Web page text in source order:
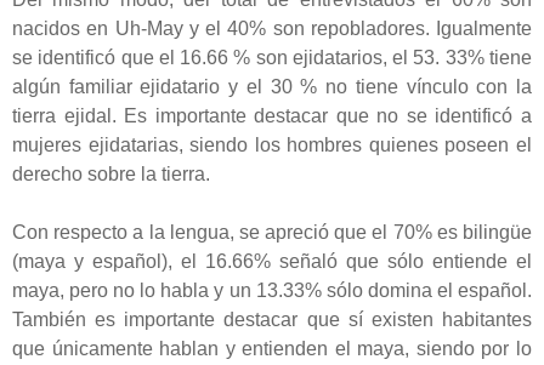
nacidos en Uh-May y el 40% son repobladores. Igualmente
se identificó que el 16.66 % son ejidatarios, el 53. 33% tiene
algún familiar ejidatario y el 30 % no tiene vínculo con la
tierra ejidal. Es importante destacar que no se identificó a
mujeres ejidatarias, siendo los hombres quienes poseen el
derecho sobre la tierra.
Con respecto a la lengua, se apreció que el 70% es bilingüe
(maya y español), el 16.66% señaló que sólo entiende el
maya, pero no lo habla y un 13.33% sólo domina el español.
También es importante destacar que sí existen habitantes
que únicamente hablan y entienden el maya, siendo por lo